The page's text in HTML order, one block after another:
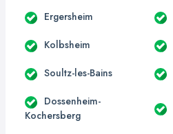
Ergersheim
Kolbsheim
Soultz-les-Bains
Dossenheim-
Kochersberg